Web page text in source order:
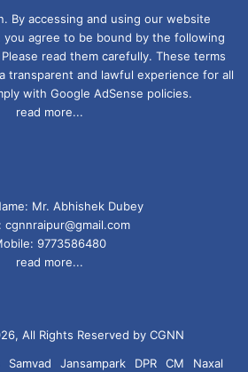
By accessing and using our website
agree to be bound by the following
read them carefully. These terms
transparent and lawful experience for all
with Google AdSense policies.
read more...
Mr. Abhishek Dubey
cgnnraipur@gmail.com
9773586480
read more...
All Rights Reserved by CGNN
Samvad Jansampark DPR CM
Naxal